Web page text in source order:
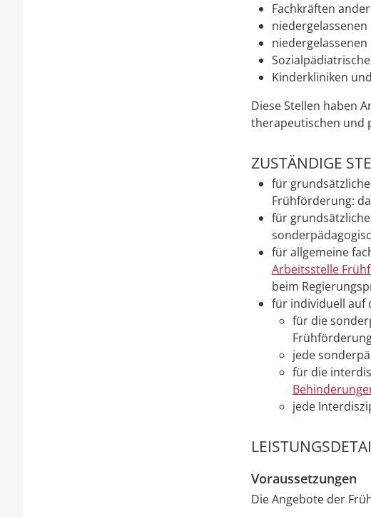
Fachkräften
Kinderkliniken
Diese Stellen haben
therapeutischen und
ZUSTÄNDIGE
für
Frühförderung:
für
für allgemeine
Arbeitsstelle
beim
für individuell auf
für die
jede
für die
jede
Voraussetzungen
Die Angebote der